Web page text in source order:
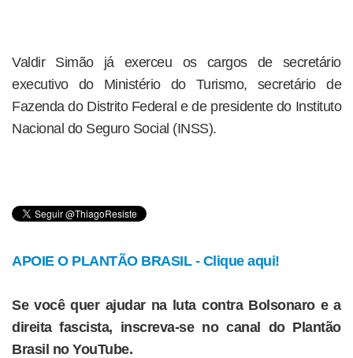
Valdir Simão já exerceu os cargos de secretário
executivo do Ministério do Turismo, secretário de
Fazenda do Distrito Federal e de presidente do Instituto
Nacional do Seguro Social (INSS).
APOIE O PLANTÃO BRASIL - Clique aqui!
Se você quer ajudar na luta contra Bolsonaro e a
direita fascista, inscreva-se no canal do Plantão
Brasil no YouTube.